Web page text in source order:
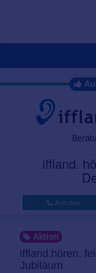
iffland.
Anrufen
Aktion
iffland.hören.
Jubiläum